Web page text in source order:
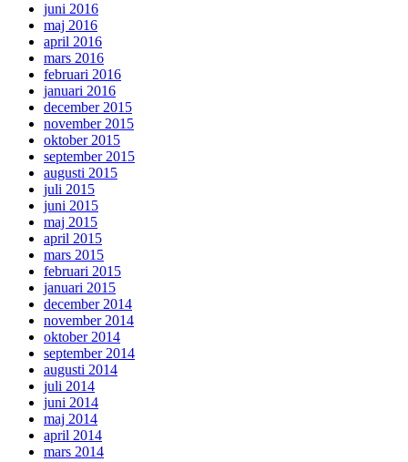
juni 2016
maj 2016
april 2016
mars 2016
februari 2016
januari 2016
december 2015
november 2015
oktober 2015
september 2015
augusti 2015
juli 2015
juni 2015
maj 2015
april 2015
mars 2015
februari 2015
januari 2015
december 2014
november 2014
oktober 2014
september 2014
augusti 2014
juli 2014
juni 2014
maj 2014
april 2014
mars 2014